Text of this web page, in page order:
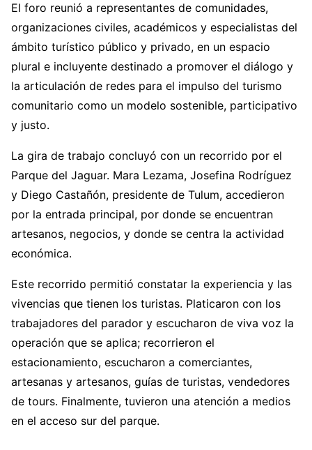
El foro reunió a representantes de comunidades,
organizaciones civiles, académicos y especialistas del
ámbito turístico público y privado, en un espacio
plural e incluyente destinado a promover el diálogo y
la articulación de redes para el impulso del turismo
comunitario como un modelo sostenible, participativo
y justo.
La gira de trabajo concluyó con un recorrido por el
Parque del Jaguar. Mara Lezama, Josefina Rodríguez
y Diego Castañón, presidente de Tulum, accedieron
por la entrada principal, por donde se encuentran
artesanos, negocios, y donde se centra la actividad
económica.
Este recorrido permitió constatar la experiencia y las
vivencias que tienen los turistas. Platicaron con los
trabajadores del parador y escucharon de viva voz la
operación que se aplica; recorrieron el
estacionamiento, escucharon a comerciantes,
artesanas y artesanos, guías de turistas, vendedores
de tours. Finalmente, tuvieron una atención a medios
en el acceso sur del parque.